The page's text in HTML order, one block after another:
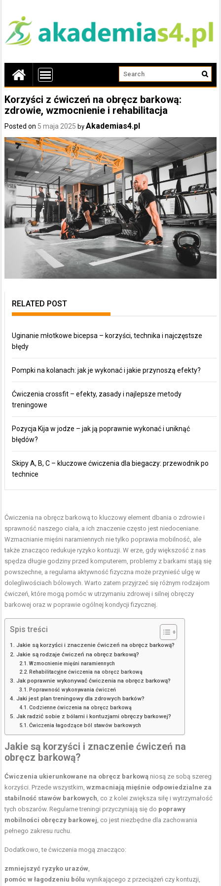
Korzyści z ćwiczeń na obręcz barkową:
zdrowie, wzmocnienie i rehabilitacja
Posted on 5 maja 2025 byAkademias4.pl
RELATED POST
Uginanie młotkowe bicepsa – korzyści, technika i najczęstsze
błędy
Pompki na kolanach: jak je wykonać i jakie przynoszą efekty?
Ćwiczenia crossfit – efekty, zasady i najlepsze metody
treningowe
Pozycja Kija w jodze – jak ją poprawnie wykonać i uniknąć
błędów?
Skipy A, B, C – kluczowe ćwiczenia dla biegaczy: przewodnik po
technice
Ćwiczenia na obręcz barkową to kluczowy element dbania o zdrowie i
sprawność naszego ciała, a ich znaczenie często jest niedoceniane.
Wzmacnianie mięśni naramiennych nie tylko poprawia mobilność, ale
także znacząco redukuje ryzyko kontuzji. W erze, gdy większość z nas
spędza długie godziny przed komputerem, problemy z barkami stają się
powszechne, a regularna aktywność fizyczna może przynieść ulgę w
dolegliwościach bólowych. Warto zatem przyjrzeć się różnym rodzajom
ćwiczeń, które mogą pomóc w utrzymaniu zdrowej i silnej obręczy
barkowej oraz w poprawie ogólnej kondycji fizycznej.
Spis treści
Jakie są korzyści i znaczenie ćwiczeń na obręcz barkową?
Jakie są rodzaje ćwiczeń na obręcz barkową?
Wzmocnienie mięśni naramiennych
Rehabilitacyjne ćwiczenia na obręcz barkową
Jak poprawnie wykonywać ćwiczenia na obręcz barkową?
Poprawność wykonywania ćwiczeń
Jaki jest plan treningowy dla zdrowych barków?
Codzienne ćwiczenia na obręcz barkową
Jak radzić sobie z bólami i kontuzjami obręczy barkowej?
Ćwiczenia łagodzące ból stawów barkowych
Jakie są korzyści i znaczenie ćwiczeń na
obręcz barkową?
Ćwiczenia ukierunkowane na obręcz barkową niosą ze sobą szereg
korzyści. Przede wszystkim,wzmacniają mięśnie odpowiedzialne za
stabilność stawów barkowych, co z kolei zwiększa siłę i wytrzymałość
tych obszarów. Regularne treningi przyczyniają się do poprawy
mobilności obręczy barkowej, co jest niezbędne dla zachowania
pełnego zakresu ruchu.
Dodatkowo, te ćwiczenia mogą znacząco:
zmniejszyć ryzyko urazów,
pomóc w łagodzeniu bólu wynikającego z przeciążeń czy kontuzji,